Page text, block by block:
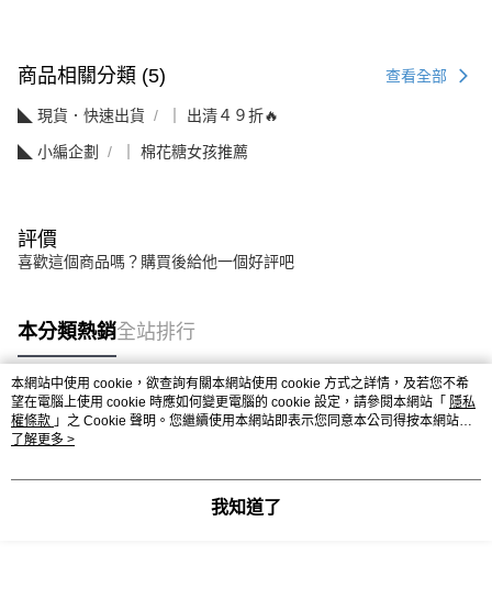
商品相關分類 (5) 查看全部
◣ 現貨．快速出貨 ｜ 出清４９折🔥
◣ 小編企劃 ｜ 棉花糖女孩推薦
評價
喜歡這個商品嗎？購買後給他一個好評吧
本分類熱銷全站排行
熱門標籤
本網站中使用 cookie，欲查詢有關本網站使用 cookie 方式之詳情，及若您不希
望在電腦上使用 cookie 時應如何變更電腦的 cookie 設定，請參閱本網站「 隱私
權條款 」之 Cookie 聲明。您繼續使用本網站即表示您同意本公司得按本網站使
用條款之 Cookie 聲明使用 cookie。
了解更多 >
我知道了